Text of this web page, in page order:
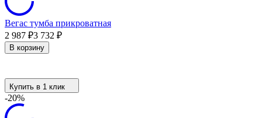
Вегас тумба прикроватная
2 987 ₽3 732 ₽
В корзину
Купить в 1 клик
-20%